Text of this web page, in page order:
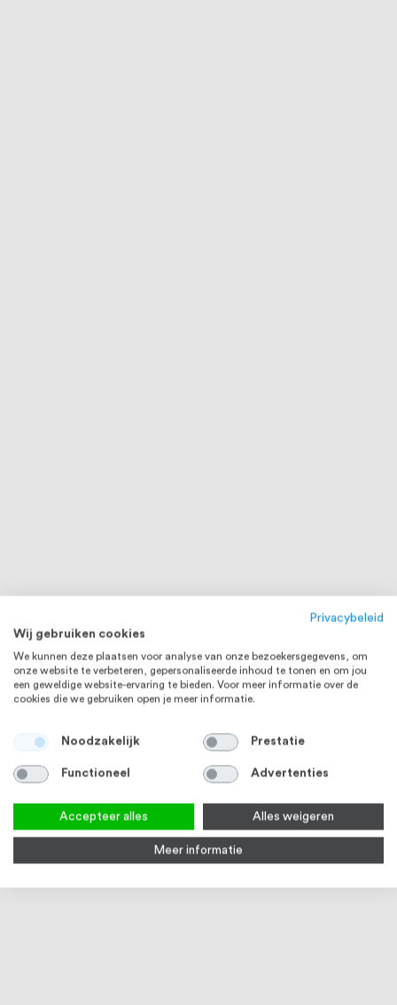
RVS 316
Privacybeleid
Wij gebruiken cookies
We kunnen deze plaatsen voor analyse van onze bezoekersgegevens, om
onze website te verbeteren, gepersonaliseerde inhoud te tonen en om jou
een geweldige website-ervaring te bieden. Voor meer informatie over de
cookies die we gebruiken open je meer informatie.
Noodzakelijk Prestatie
Functioneel Advertenties
Accepteer alles Alles weigeren
Meer informatie